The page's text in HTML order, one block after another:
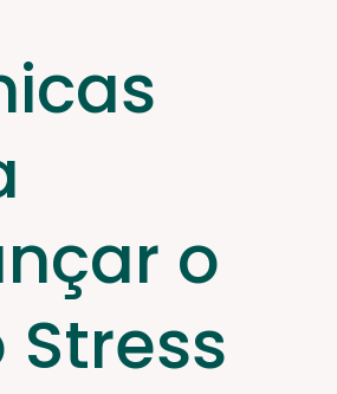
o
Stress